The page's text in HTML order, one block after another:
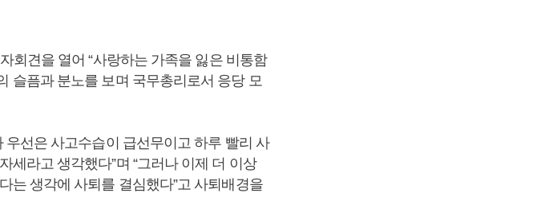
회견을 열어 “사랑하는 가족을 잃은 비통함
슬픔과 분노를 보며 국무총리로서 응당 모
선은 사고수습이 급선무이고 하루 빨리 사
세라고 생각했다”며 “그러나 이제 더 이상
는 생각에 사퇴를 결심했다”고 사퇴배경을